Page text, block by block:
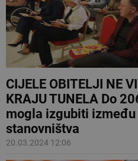
CIJELE OBITELJI NE
KRAJU TUNELA Do
mogla izgubiti
stanovništva
20.03.2024 12:06